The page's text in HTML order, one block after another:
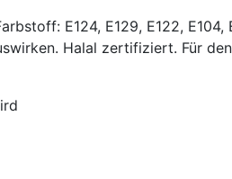
E124, E129, E122,
Halal zertifiziert. Für